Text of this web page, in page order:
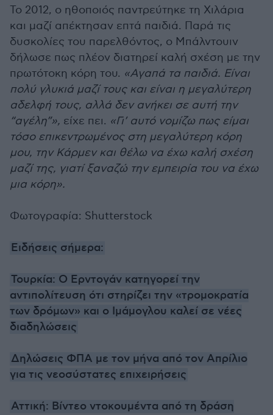
Το 2012, ο ηθοποιός παντρεύτηκε τη Χιλάρια
και μαζί απέκτησαν επτά παιδιά. Παρά τις
δυσκολίες του παρελθόντος, ο Μπάλντουιν
δήλωσε πως πλέον διατηρεί καλή σχέση με την
πρωτότοκη κόρη του. «Αγαπά τα παιδιά. Είναι
πολύ γλυκιά μαζί τους και είναι η μεγαλύτερη
αδελφή τους, αλλά δεν ανήκει σε αυτή την
“αγέλη”», είχε πει. «Γι’ αυτό νομίζω πως είμαι
τόσο επικεντρωμένος στη μεγαλύτερη κόρη
μου, την Κάρμεν και θέλω να έχω καλή σχέση
μαζί της, γιατί ξαναζώ την εμπειρία του να έχω
μια κόρη».
Φωτογραφία: Shutterstock
Ειδήσεις σήμερα:
Τουρκία: Ο Ερντογάν κατηγορεί την
αντιπολίτευση ότι στηρίζει την «τρομοκρατία
των δρόμων» και ο Ιμάμογλου καλεί σε νέες
διαδηλώσεις
Δηλώσεις ΦΠΑ με τον μήνα από τον Απρίλιο
για τις νεοσύστατες επιχειρήσεις
Αττική: Βίντεο ντοκουμέντα από τη δράση